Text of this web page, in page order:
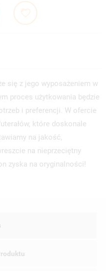
się z jego wyposażeniem w
proces użytkowania będzie
i preferencji. W ofercie
które doskonale
na jakość,
na nieprzeciętny
zyska na oryginalności!